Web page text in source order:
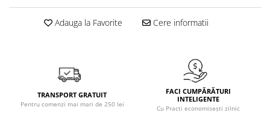
Adauga la Favorite Cere informatii
TRANSPORT GRATUIT
Pentru comenzi mai mari de 250 lei
FACI CUMPĂRĂTURI
INTELIGENTE
Cu Practi economisești zilnic